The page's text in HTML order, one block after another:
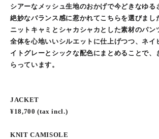
シアーなメッシュ生地のおかげで今どきなゆる
絶妙なバランス感に惹かれてこちらを選びまし
ニットキャミとシャカシャカとした素材のパン
全体を心地いいシルエットに仕上げつつ、ネイ
イトグレーとシックな配色にまとめることで、
らっています。
JACKET
¥18,700 (tax incl.)
KNIT CAMISOLE